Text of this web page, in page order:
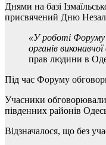
Днями на базі
присвячений Дню
«У роботі Форуму
органів
прав людини в
Під час Форуму
Учасники обговорювали
південних районів
Відзначалося, що без